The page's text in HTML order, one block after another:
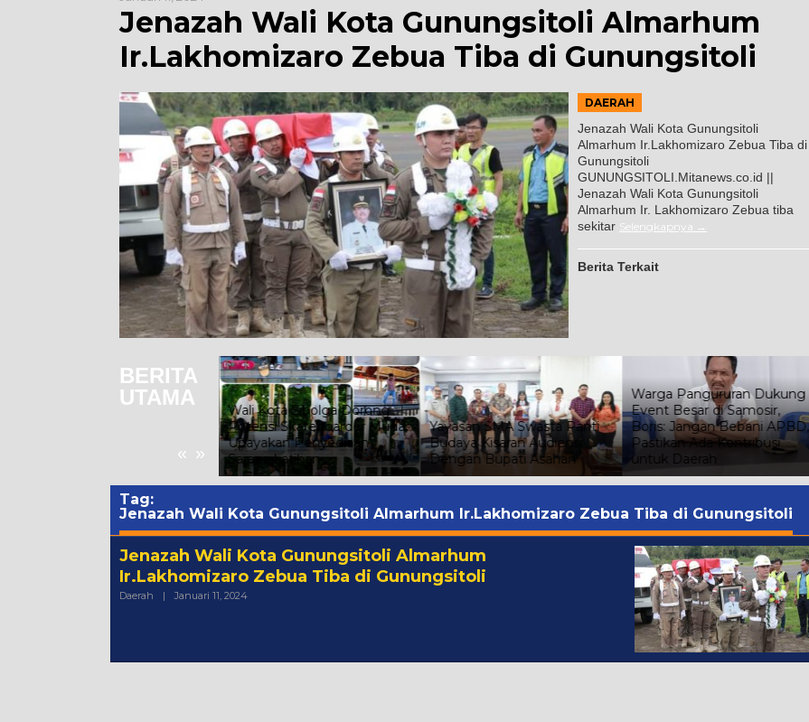
Jenazah Wali Kota Gunungsitoli Almarhum
Ir.Lakhomizaro Zebua Tiba di Gunungsitoli
DAERAH
Jenazah Wali Kota Gunungsitoli
Almarhum Ir.Lakhomizaro Zebua Tiba di
Gunungsitoli
GUNUNGSITOLI.Mitanews.co.id ||
Jenazah Wali Kota Gunungsitoli
Almarhum Ir. Lakhomizaro Zebua tiba
sekitar Selengkapnya
Berita Terkait
BERITA
UTAMA
« »
Wali Kota Sibolga Dorong
Yayasan SMA Swasta Panti
Budaya Kisaran Audiensi
Dengan Bupati Asahan
Warga Pangururan Dukung
Event Besar di Samosir,
Boris: Jangan Bebani APBD,
Pastikan Ada Kontribusi
untuk Daerah
Aniaya Istri dengan Batu
hingga Kepala Berdarah, Pria
di Sibuhuan Ditahan Polisi
Tag:
Jenazah Wali Kota Gunungsitoli Almarhum Ir.Lakhomizaro Zebua Tiba di Gunungsitoli
Jenazah Wali Kota Gunungsitoli Almarhum
Ir.Lakhomizaro Zebua Tiba di Gunungsitoli
Daerah | Januari 11, 2024Oleh